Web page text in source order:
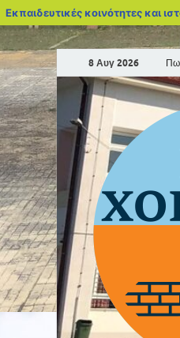
Εκπαιδευτικές κοινότητες και
8 Αυγ 2026